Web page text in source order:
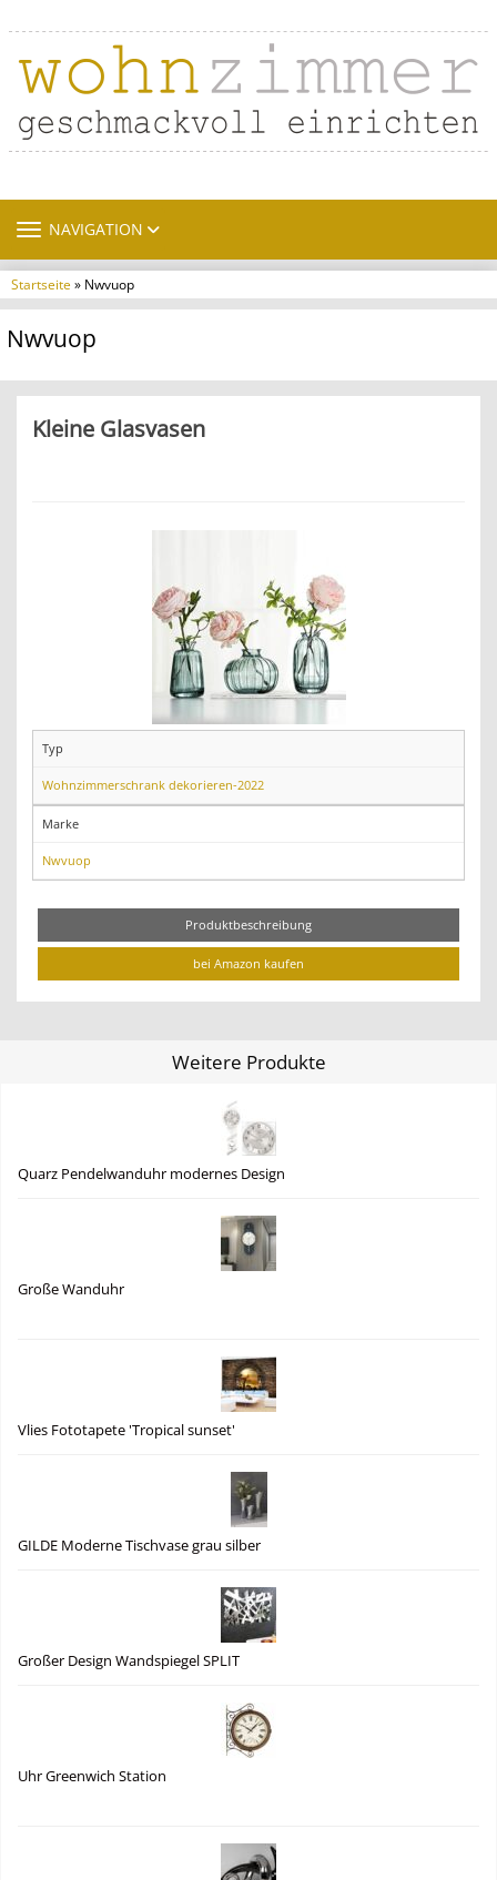
TOGGLE NAVIGATION
NAVIGATION
Startseite» Nwvuop
Nwvuop
Kleine Glasvasen
Typ
Wohnzimmerschrank dekorieren-2022
Marke
Nwvuop
Produktbeschreibung
bei Amazon kaufen
Weitere Produkte
Quarz Pendelwanduhr modernes Design
Große Wanduhr
Vlies Fototapete 'Tropical sunset'
GILDE Moderne Tischvase grau silber
Großer Design Wandspiegel SPLIT
Uhr Greenwich Station